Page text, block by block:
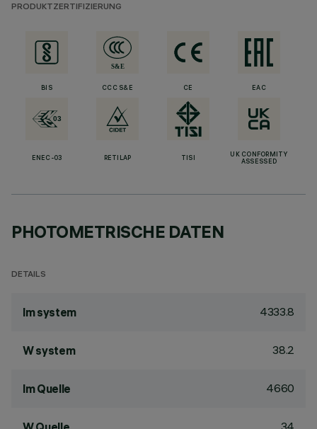
PRODUKTZERTIFIZIERUNG
BIS CCC S&E CE EAC
ENEC-03 RETILAP TISI
UK CONFORMITY
ASSESSED
PHOTOMETRISCHE DATEN
DETAILS
lm system 4333.8
W system 38.2
lm Quelle 4660
34